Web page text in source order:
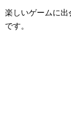
楽しいゲームに
です。